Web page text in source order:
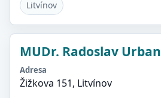
Litvínov
MUDr. Radoslav Urban
Adresa
Žižkova 151, Litvínov